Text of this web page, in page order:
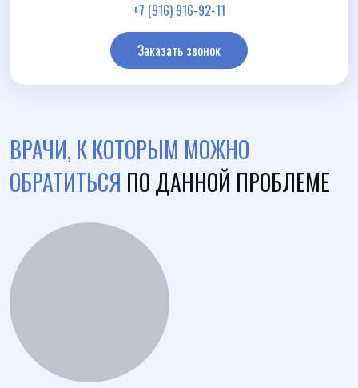
+7 (916) 916-92-11
Заказать звонок
ВРАЧИ, К КОТОРЫМ МОЖНО
ОБРАТИТЬСЯ ПО ДАННОЙ ПРОБЛЕМЕ